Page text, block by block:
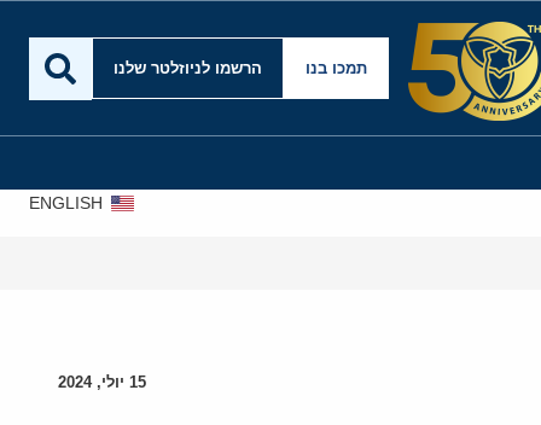
תמכו בנו הרשמו לניוזלטר שלנו
ENGLISH
15 יולי, 2024